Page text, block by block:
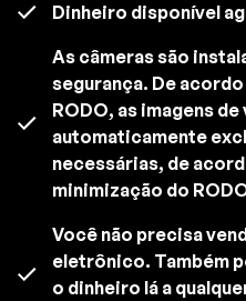
Dinheiro disponível
As câmeras são
segurança. De
RODO, as imagens
automaticamente
necessárias, de
minimização do
Você não precisa
eletrônico. Também
o dinheiro lá a